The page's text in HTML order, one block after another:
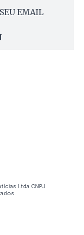
EMAIL
Ltda CNPJ